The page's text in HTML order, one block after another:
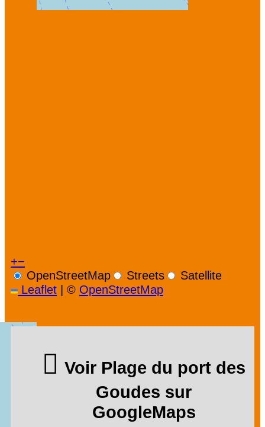
+−
OpenStreetMap
Streets
Satellite
Leaflet | © OpenStreetMap
Voir Plage du port des
Goudes sur
GoogleMaps